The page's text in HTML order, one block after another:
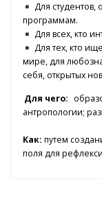
Для студентов,
программам.
Для всех, кто
Для тех, кто
мире, для
себя, открытых
Для чего:
антропологии;
Как: путем
поля для